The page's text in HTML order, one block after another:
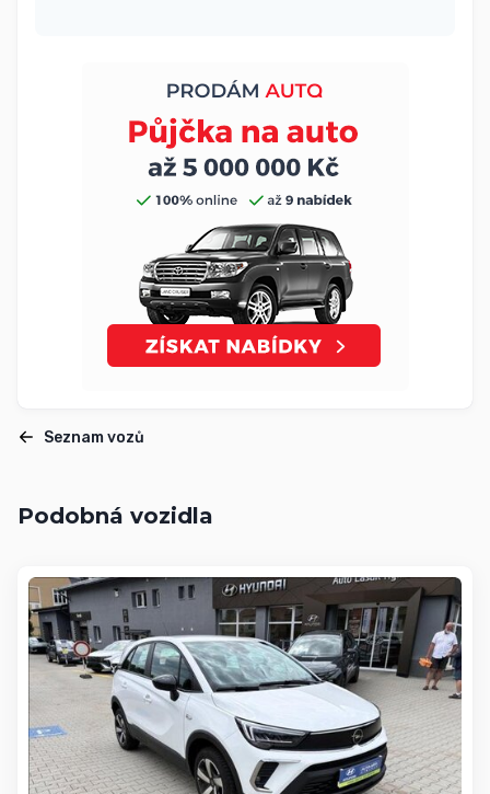
Seznam vozů
Podobná vozidla